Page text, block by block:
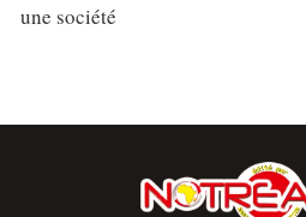
une société